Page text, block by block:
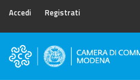
Accedi Registrati
Camera